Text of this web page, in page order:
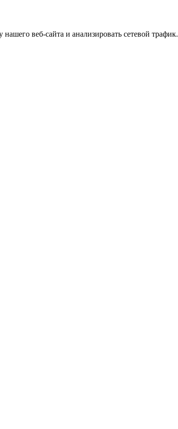
веб-сайта и анализировать сетевой трафик.